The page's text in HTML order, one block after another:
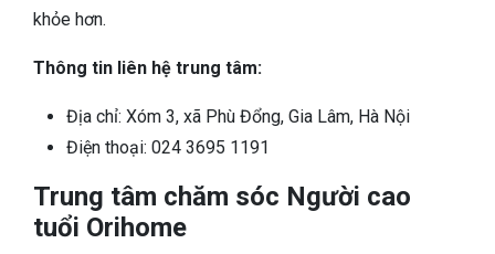
khỏe hơn.
Thông tin liên hệ trung tâm:
Địa chỉ: Xóm 3, xã Phù Đổng, Gia Lâm, Hà Nội
Điện thoại: 024 3695 1191
Trung tâm chăm sóc Người cao
tuổi Orihome